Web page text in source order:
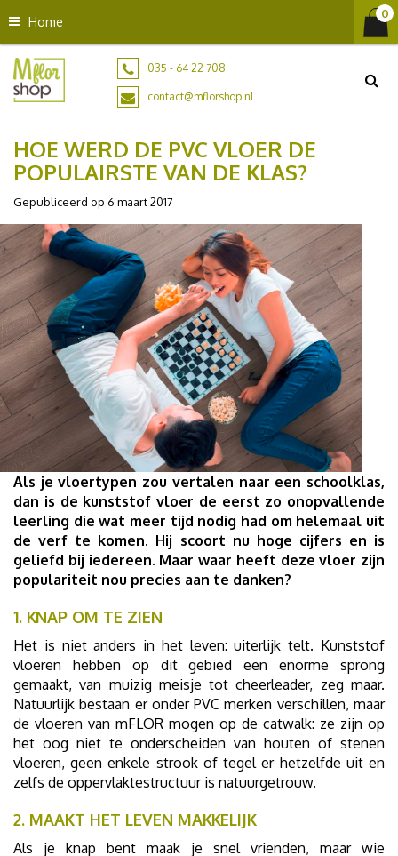
n
n
t
Home
035 - 64 22 708
contact@mflorshop.nl
HOE WERD DE PVC VLOER DE
POPULAIRSTE VAN DE KLAS?
Gepubliceerd op 6 maart 2017
Als je vloertypen zou vertalen naar een schoolklas,
dan is de kunststof vloer de eerst zo onopvallende
leerling die wat meer tijd nodig had om helemaal uit
de verf te komen. Hij scoort nu hoge cijfers en is
geliefd bij iedereen. Maar waar heeft deze vloer zijn
populariteit nou precies aan te danken?
1. KNAP OM TE ZIEN
Het is niet anders in het leven: uiterlijk telt. Kunststof
vloeren hebben op dit gebied een enorme sprong
gemaakt, van muizig meisje tot cheerleader, zeg maar.
Natuurlijk bestaan er onder PVC merken verschillen, maar
de vloeren van mFLOR mogen op de catwalk: ze zijn op
het oog niet te onderscheiden van houten of stenen
vloeren, geen enkele strook of tegel er hetzelfde uit en
zelfs de oppervlaktestructuur is natuurgetrouw.
2. MAAKT HET LEVEN MAKKELIJK
Als je knap bent maak je snel vrienden, maar wie